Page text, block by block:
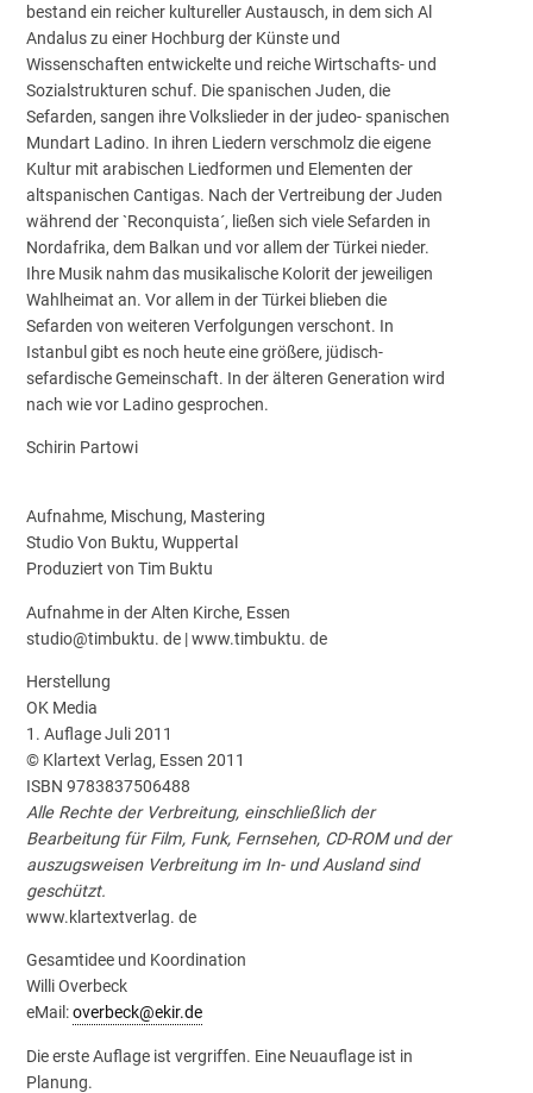
bestand ein reicher kultureller Austausch, in dem sich Al
Andalus zu einer Hochburg der Künste und
Wissenschaften entwickelte und reiche Wirtschafts- und
Sozialstrukturen schuf. Die spanischen Juden, die
Sefarden, sangen ihre Volkslieder in der judeo- spanischen
Mundart Ladino. In ihren Liedern verschmolz die eigene
Kultur mit arabischen Liedformen und Elementen der
altspanischen Cantigas. Nach der Vertreibung der Juden
während der `Reconquista´, ließen sich viele Sefarden in
Nordafrika, dem Balkan und vor allem der Türkei nieder.
Ihre Musik nahm das musikalische Kolorit der jeweiligen
Wahlheimat an. Vor allem in der Türkei blieben die
Sefarden von weiteren Verfolgungen verschont. In
Istanbul gibt es noch heute eine größere, jüdisch-
sefardische Gemeinschaft. In der älteren Generation wird
nach wie vor Ladino gesprochen.
Schirin Partowi
Aufnahme, Mischung, Mastering
Studio Von Buktu, Wuppertal
Produziert von Tim Buktu
Aufnahme in der Alten Kirche, Essen
studio@timbuktu. de | www.timbuktu. de
Herstellung
OK Media
1. Auflage Juli 2011
© Klartext Verlag, Essen 2011
ISBN 9783837506488
Alle Rechte der Verbreitung, einschließlich der
Bearbeitung für Film, Funk, Fernsehen, CD-ROM und der
auszugsweisen Verbreitung im In- und Ausland sind
geschützt.
www.klartextverlag. de
Gesamtidee und Koordination
Willi Overbeck
eMail:overbeck@ekir.de
Die erste Auflage ist vergriffen. Eine Neuauflage ist in
Planung.